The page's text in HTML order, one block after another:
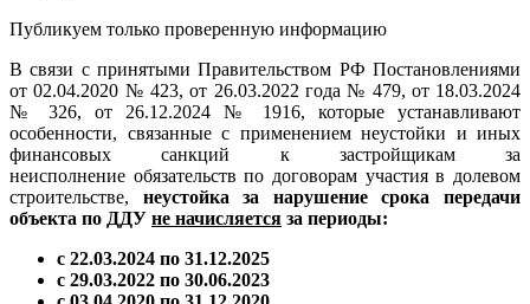
Публикуем только проверенную информацию
В связи с принятыми Правительством РФ Постановлениями
от 02.04.2020 № 423, от 26.03.2022 года № 479, от 18.03.2024
№ 326, от 26.12.2024 № 1916, которые устанавливают
особенности, связанные с применением неустойки и иных
финансовых санкций к застройщикам за
неисполнение обязательств по договорам участия в долевом
строительстве, неустойка за нарушение срока передачи
объекта по ДДУ не начисляется за периоды:
с 22.03.2024 по 31.12.2025
с 29.03.2022 по 30.06.2023